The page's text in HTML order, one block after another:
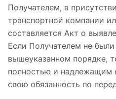
Получателем, в
транспортной компании
составляется Акт о
Если Получателем не
вышеуказанном порядке,
полностью и надлежащим
свою обязанность по